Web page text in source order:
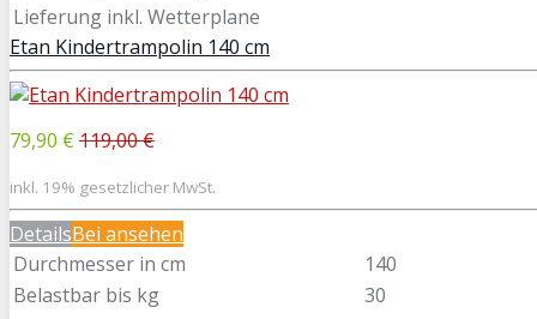
Lieferung inkl. Wetterplane
Etan Kindertrampolin 140 cm
79,90 € 119,00 €
inkl. 19% gesetzlicher MwSt.
DetailsBei ansehen
Durchmesser in cm
140
Belastbar bis kg
30